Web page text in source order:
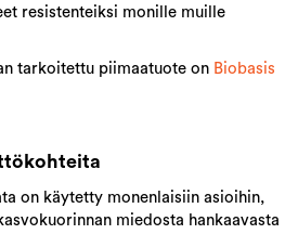
resistenteiksi monille muille
tarkoitettu piimaatuote on Biobasis
on käytetty monenlaisiin asioihin,
miedosta hankaavasta